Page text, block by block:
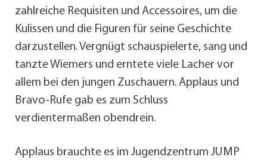
zahlreiche Requisiten und Accessoires, um die
Kulissen und die Figuren für seine Geschichte
darzustellen. Vergnügt schauspielerte, sang und
tanzte Wiemers und erntete viele Lacher vor
allem bei den jungen Zuschauern. Applaus und
Bravo-Rufe gab es zum Schluss
verdientermaßen obendrein.
Applaus brauchte es im Jugendzentrum JUMP